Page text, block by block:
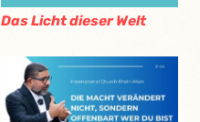
Das Licht dieser Welt